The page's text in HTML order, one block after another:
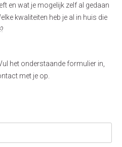
en wat je mogelijk zelf al gedaan
kwaliteiten heb je al in huis die
het onderstaande formulier in,
met je op.